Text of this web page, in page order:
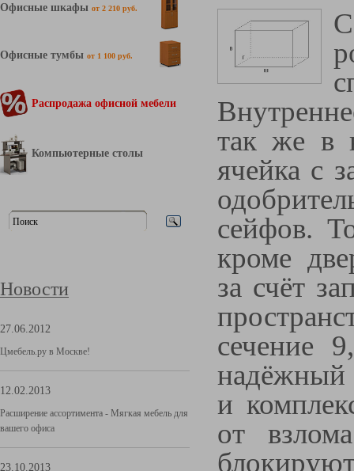
Офисные шкафы от 2 210 руб.
Офисные тумбы от 1 100 руб.
Распродажа офисной мебели
Компьютерные столы
Новости
27.06.2012
Цмебель.ру в Москве!
12.02.2013
Расширение ассортимента - Мягкая мебель для
вашего офиса
23.10.2013
так же в
ячейка с
сейфов.
кроме
за счёт
сечение
и
от